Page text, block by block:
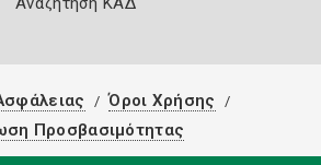
Όροι Χρήσης
Προσβασιμότητας